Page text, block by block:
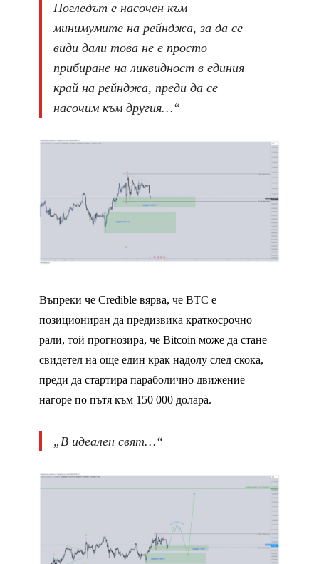
Погледът е насочен към
минимумите на рейнджа, за да се
види дали това не е просто
прибиране на ликвидност в единия
край на рейнджа, преди да се
насочим към другия…“
Въпреки че Credible вярва, че BTC е
позициониран да предизвика краткосрочно
рали, той прогнозира, че Bitcoin може да стане
свидетел на още един крак надолу след скока,
преди да стартира параболично движение
нагоре по пътя към 150 000 долара.
„В идеален свят…“